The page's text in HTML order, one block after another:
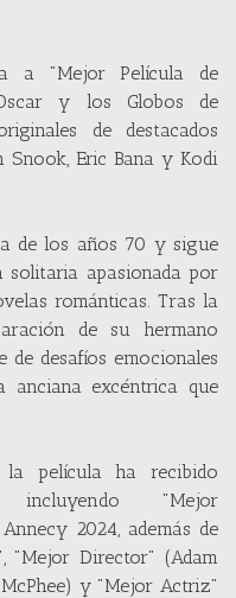
a "Mejor Película de
y los Globos de
de destacados
Snook, Eric Bana y Kodi
de los años 70 y sigue
solitaria apasionada por
románticas. Tras la
de su hermano
desafíos emocionales
excéntrica que
la película ha recibido
incluyendo "Mejor
2024, además de
"Mejor Director" (Adam
y "Mejor Actriz"